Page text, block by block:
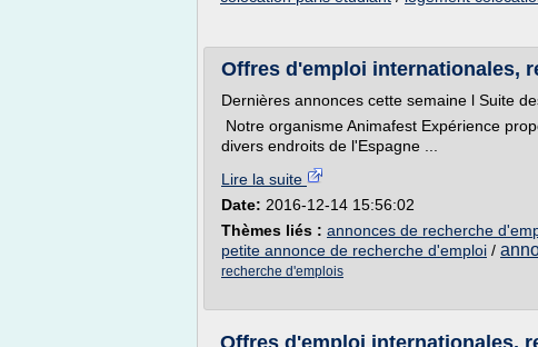
Offres d'emploi internationales,
Dernières annonces cette semaine l Suite
Notre organisme Animafest Expérience
divers endroits de l'Espagne ...
Lire la suite
Date: 2016-12-14 15:56:02
Thèmes liés : annonces de recherche
petite annonce de recherche d'emploi /
recherche d'emplois
Offres d'emploi internationales,